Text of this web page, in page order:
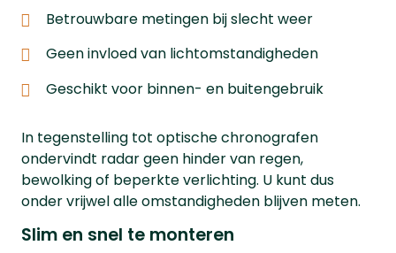
Betrouwbare metingen bij slecht weer
Geen invloed van lichtomstandigheden
Geschikt voor binnen- en buitengebruik
In tegenstelling tot optische chronografen
ondervindt radar geen hinder van regen,
bewolking of beperkte verlichting. U kunt dus
onder vrijwel alle omstandigheden blijven meten.
Slim en snel te monteren